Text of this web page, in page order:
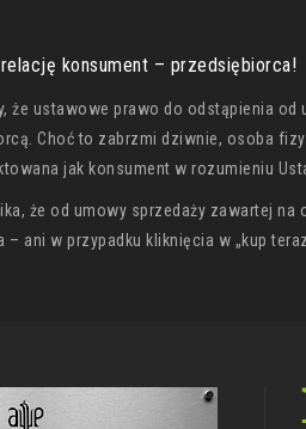
relację konsument – przedsiębiorca!
że ustawowe prawo do odstąpienia od
Choć to zabrzmi dziwnie, osoba
jak konsument w rozumieniu
że od umowy sprzedaży zawartej na
– ani w przypadku kliknięcia w „kup